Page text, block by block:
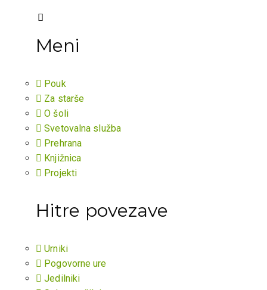
Meni
Pouk
Za starše
O šoli
Svetovalna služba
Prehrana
Knjižnica
Projekti
Hitre povezave
Urniki
Pogovorne ure
Jedilniki